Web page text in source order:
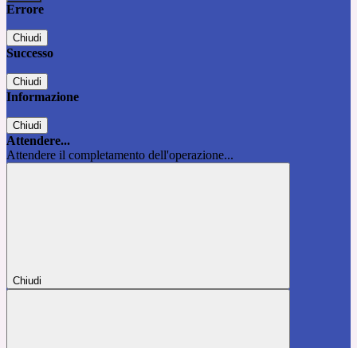
Errore
Chiudi
Successo
Chiudi
Informazione
Chiudi
Attendere...
Attendere il completamento dell'operazione...
Chiudi